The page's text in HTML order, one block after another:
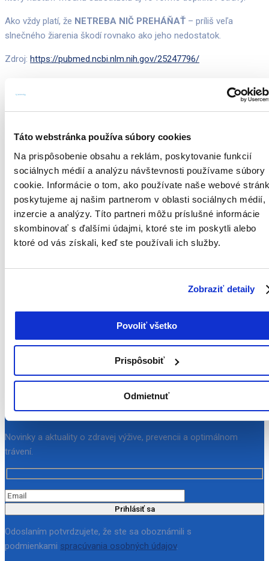
Táto webstránka používa súbory cookies
Na prispôsobenie obsahu a reklám, poskytovanie funkcií
sociálnych médií a analýzu návštevnosti používame súbory
cookie. Informácie o tom, ako používate naše webové
poskytujeme aj našim partnerom v oblasti sociálnych médií,
inzercie a analýzy. Títo partneri môžu príslušné informácie
skombinovať s ďalšími údajmi, ktoré ste im poskytli alebo
ktoré od vás získali, keď ste používali ich služby.
Zobraziť detaily
Povoliť všetko
Prispôsobiť
Odmietnuť
Ako vždy platí, že NETREBA NIČ PREHÁŇAŤ – príliš veľa
slnečného žiarenia škodí rovnako ako jeho nedostatok.
Zdroj: https://pubmed.ncbi.nlm.nih.gov/25247796/
Napíšte nám
Symptomedica newsletter
Novinky a aktuality o zdravej výžive, prevencii a optimálnom
trávení.
Prihlásiť sa
Odoslaním potvrdzujete, že ste sa oboznámili s
podmienkami spracúvania osobných údajov.